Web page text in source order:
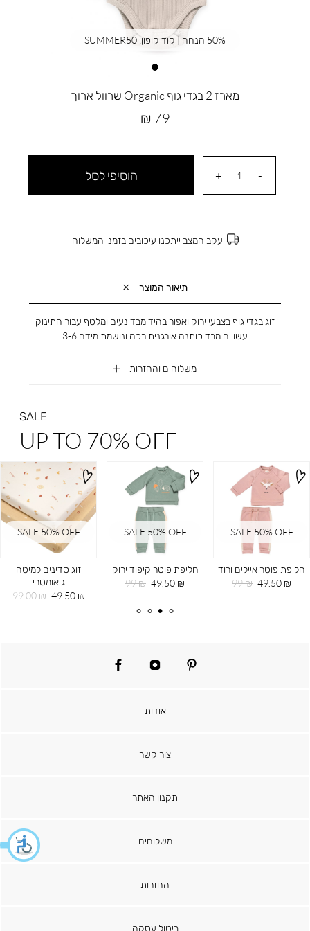
מארז 2 בגדי גוף Organic שרוול ארוך
מחיר
79 ₪
הוסיפי לסל
עקב המצב ייתכנו עיכובים בזמני המשלוח
תיאור המוצר
משלוחים והחזרות
זוג בגדי גוף בצבעי ירוק ואפור בהיד מבד נעים ומלטף עבור התינוק
עשויים מבד כותנה אורגנית רכה ונושמת מידה 3-6
50% הנחה | קוד קופון: SUMMER50
SALE
UP TO 70% OFF
SALE 50% OFF
זוג סדינים למיטה
גיאומטרי
מחיר
49.50 ₪
מחיר
99.00 ₪
SALE 50% OFF
חליפת פוטר קיפוד ירוק
מחיר
49.50 ₪
מחיר
99 ₪
SALE 50% OFF
חליפת פוטר איילים ורוד
מחיר
49.50 ₪
מחיר
99 ₪
pinterest
instagram
facebook
אודות
צור קשר
תקנון האתר
משלוחים
החזרות
ביטול עסקה